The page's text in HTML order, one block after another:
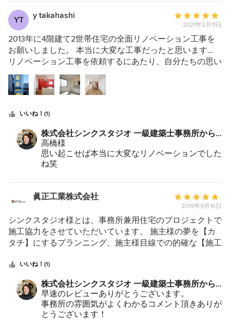
YT y takahashi
平
評
価：
5
2021年2月11日
2013年に4階建て2世帯住宅の全面リノベーション工事を
お願いしました。 本当に大変な工事だったと思います…
リノベーション工事を依頼するにあたり、自分たちの思い
や理想・要望・家族構成・予算等をもとにお話をしました
が、 最初のお打合わせで、"シンクスタジオさんにお願い
する事になるだろうな" とそう思ったこと覚えています。
したが、1つ1つ丁寧に聞いて頂きベストアンサーをご提示
いただきました。 8年目に入りましたが、シンクスタジオ
さんに "お願いして良かった" と家族みんな大変満足して
おります。 また機会が御座いましたら、是非宜しくお願
いいたします。
いいね！(1)
株式会社シンクスタジオ 一級建築士事務所から
のコメント：
高橋様
思い起こせば本当に大変なリノベーションでした
ね笑
とご家族の皆様がお元気そうなのを拝見して、や
はりこの仕事は幸せな仕事だなと再認識すること
またお邪魔させてくださいね！
心温まるレビューありがとうございます。
眞正工業株式会社
平
均
評
価：
5
星
5
2019年9月16日
シンクスタジオ様とは、事務所兼用住宅のプロジェクトで
施工協力をさせていただいています。 施主様の夢を【カ
タチ】にするプランニング、施主様目線での的確な【施工
をする為に積極的に意見交換をしていただけます。 現場
目線の観点から書き加えますと、シンクスタジオ様の始業
は午前8時です。 これは「現場の作業開始時間と合わせる
のが普通である」との杉本所長の考えからとうかがいしま
した。 これが現場打合せ等について非常に【スムーズ】
いいね！(1)
株式会社シンクスタジオ 一級建築士事務所から
のコメント：
早速のレビューありがとうございます。
事務所の雰囲気がよくわかるコメント頂きありが
とうございます！